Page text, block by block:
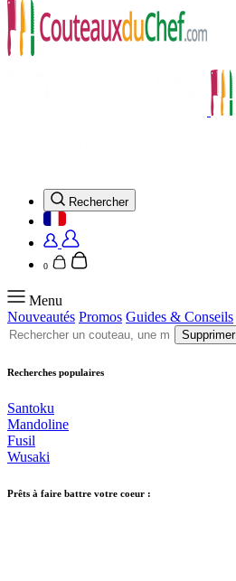
Rechercher
0
Menu
Nouveautés Promos Guides & Conseils
Supprimer
Recherches populaires
Santoku
Mandoline
Fusil
Wusaki
Prêts à faire battre votre coeur :